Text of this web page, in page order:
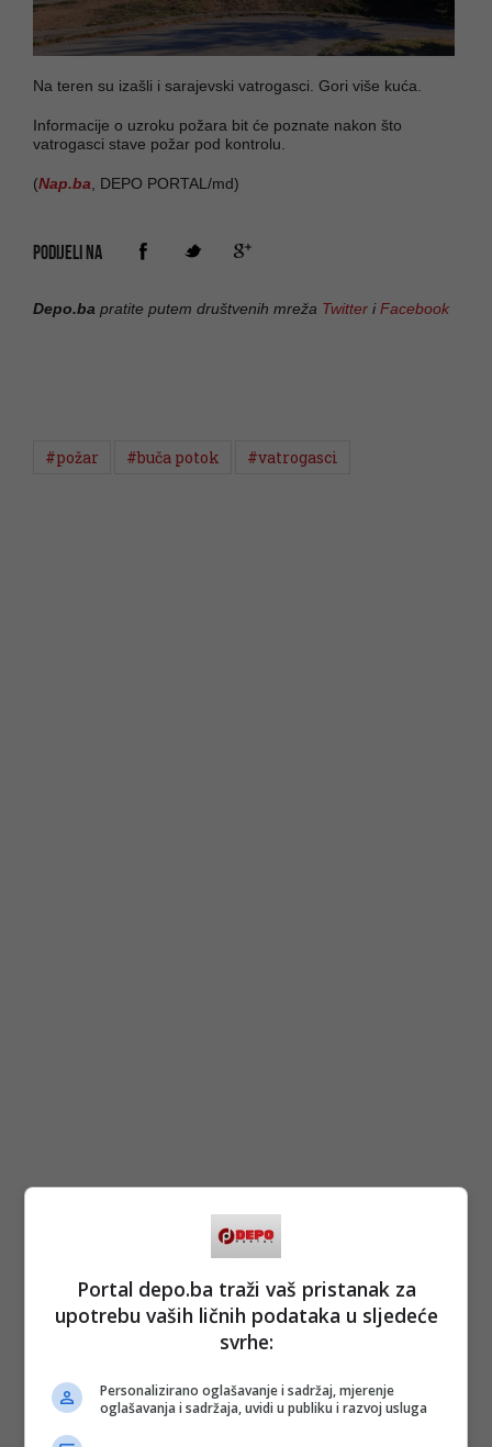
Na teren su izašli i sarajevski vatrogasci. Gori više kuća.
Informacije o uzroku požara bit će poznate nakon što
vatrogasci stave požar pod kontrolu.
(Nap.ba , DEPO PORTAL/md)
PODIJELI NA
Depo.ba pratite putem društvenih mreža Twitter iFacebook
#požar #buča potok #vatrogasci
Portal depo.ba traži vaš pristanak za
upotrebu vaših ličnih podataka u sljedeće
svrhe:
Personalizirano oglašavanje i sadržaj, mjerenje
oglašavanja i sadržaja, uvidi u publiku i razvoj usluga